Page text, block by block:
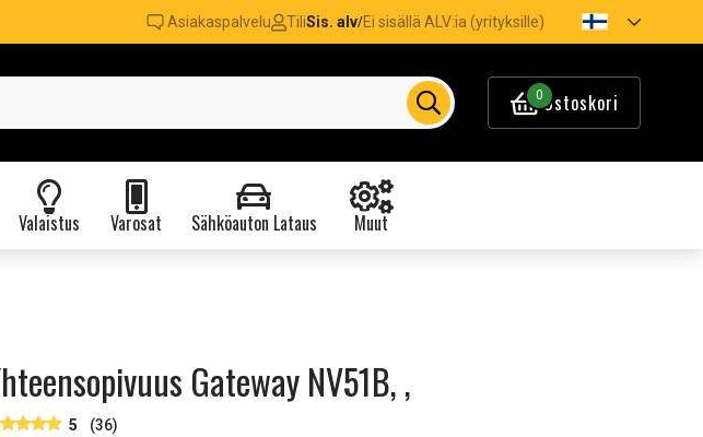
Asiakaspalvelu TiliSis. alv/Ei sisällä ALV:ia (yrityksille)
0Ostoskori
Valaistus Varosat Sähköauton Lataus Muut
Gateway NV51B, ,
5 (36)